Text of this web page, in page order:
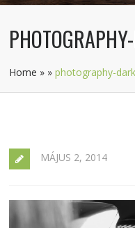
Home » »photography-
MÁJUS 2, 2014
Videólejátszó